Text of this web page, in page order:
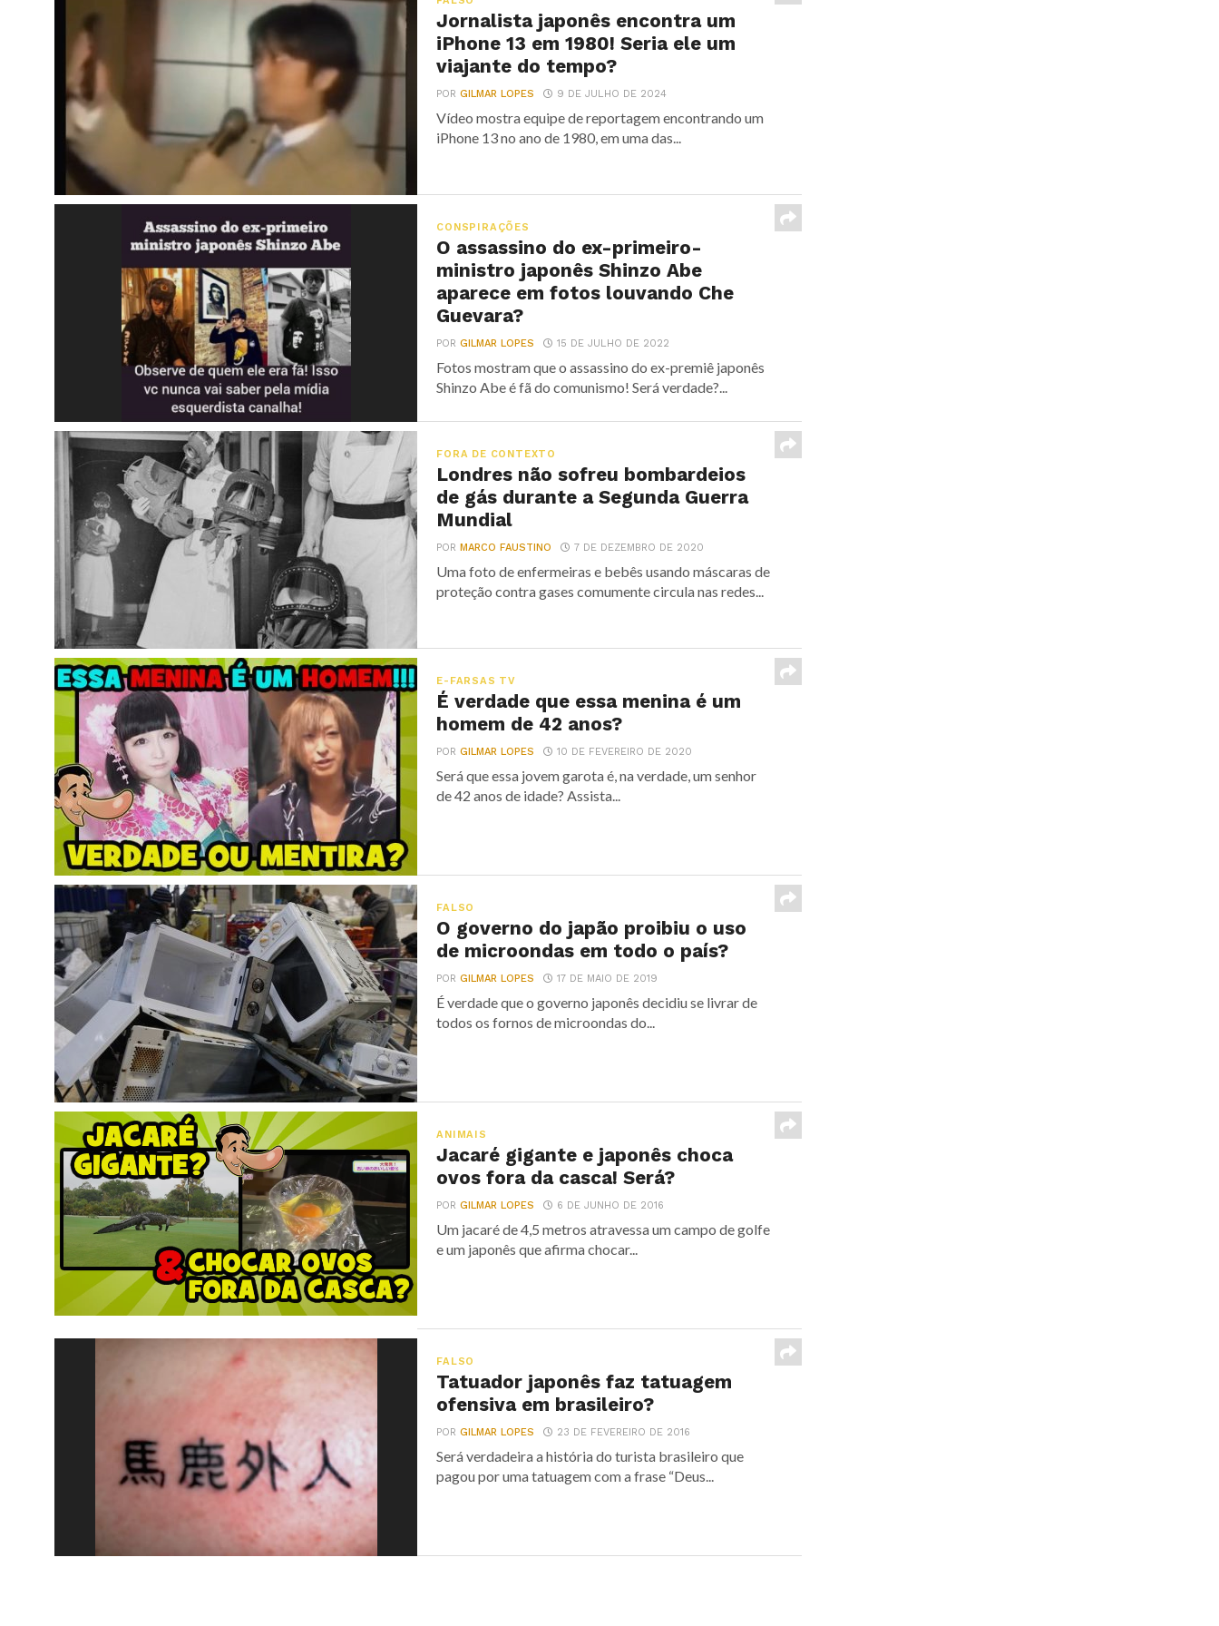
Jornalista japonês encontra um
iPhone 13 em 1980! Seria ele um
viajante do tempo?
PORGILMAR LOPES 9 DE JULHO DE 2024
Vídeo mostra equipe de reportagem encontrando um
iPhone 13 no ano de 1980, em uma das...
CONSPIRAÇÕES
O assassino do ex-primeiro-
ministro japonês Shinzo Abe
aparece em fotos louvando Che
Guevara?
PORGILMAR LOPES 15 DE JULHO DE 2022
Fotos mostram que o assassino do ex-premiê japonês
Shinzo Abe é fã do comunismo! Será verdade?...
FORA DE CONTEXTO
Londres não sofreu bombardeios
de gás durante a Segunda Guerra
Mundial
PORMARCO FAUSTINO 7 DE DEZEMBRO DE 2020
Uma foto de enfermeiras e bebês usando máscaras de
proteção contra gases comumente circula nas redes...
E-FARSAS TV
É verdade que essa menina é um
homem de 42 anos?
PORGILMAR LOPES 10 DE FEVEREIRO DE 2020
Será que essa jovem garota é, na verdade, um senhor
de 42 anos de idade? Assista...
FALSO
O governo do japão proibiu o uso
de microondas em todo o país?
PORGILMAR LOPES 17 DE MAIO DE 2019
É verdade que o governo japonês decidiu se livrar de
todos os fornos de microondas do...
ANIMAIS
Jacaré gigante e japonês choca
ovos fora da casca! Será?
PORGILMAR LOPES 6 DE JUNHO DE 2016
Um jacaré de 4,5 metros atravessa um campo de golfe
e um japonês que afirma chocar...
FALSO
Tatuador japonês faz tatuagem
ofensiva em brasileiro?
PORGILMAR LOPES 23 DE FEVEREIRO DE 2016
Será verdadeira a história do turista brasileiro que
pagou por uma tatuagem com a frase “Deus...